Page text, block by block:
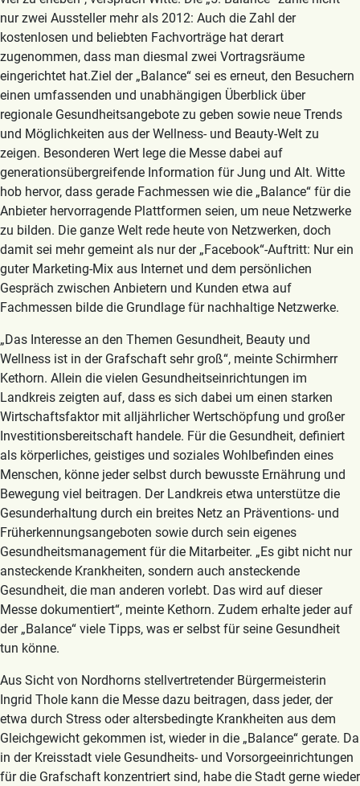
nur zwei Aussteller mehr als 2012: Auch die Zahl der
kostenlosen und beliebten Fachvorträge hat derart
zugenommen, dass man diesmal zwei Vortragsräume
eingerichtet hat.Ziel der „Balance“ sei es erneut, den Besuchern
einen umfassenden und unabhängigen Überblick über
regionale Gesundheitsangebote zu geben sowie neue Trends
und Möglichkeiten aus der Wellness- und Beauty-Welt zu
zeigen. Besonderen Wert lege die Messe dabei auf
generationsübergreifende Information für Jung und Alt. Witte
hob hervor, dass gerade Fachmessen wie die „Balance“ für die
Anbieter hervorragende Plattformen seien, um neue Netzwerke
zu bilden. Die ganze Welt rede heute von Netzwerken, doch
damit sei mehr gemeint als nur der „Facebook“-Auftritt: Nur ein
guter Marketing-Mix aus Internet und dem persönlichen
Gespräch zwischen Anbietern und Kunden etwa auf
Fachmessen bilde die Grundlage für nachhaltige Netzwerke.
„Das Interesse an den Themen Gesundheit, Beauty und
Wellness ist in der Grafschaft sehr groß“, meinte Schirmherr
Kethorn. Allein die vielen Gesundheitseinrichtungen im
Landkreis zeigten auf, dass es sich dabei um einen starken
Wirtschaftsfaktor mit alljährlicher Wertschöpfung und großer
Investitionsbereitschaft handele. Für die Gesundheit, definiert
als körperliches, geistiges und soziales Wohlbefinden eines
Menschen, könne jeder selbst durch bewusste Ernährung und
Bewegung viel beitragen. Der Landkreis etwa unterstütze die
Gesunderhaltung durch ein breites Netz an Präventions- und
Früherkennungsangeboten sowie durch sein eigenes
Gesundheitsmanagement für die Mitarbeiter. „Es gibt nicht nur
ansteckende Krankheiten, sondern auch ansteckende
Gesundheit, die man anderen vorlebt. Das wird auf dieser
Messe dokumentiert“, meinte Kethorn. Zudem erhalte jeder auf
der „Balance“ viele Tipps, was er selbst für seine Gesundheit
tun könne.
Aus Sicht von Nordhorns stellvertretender Bürgermeisterin
Ingrid Thole kann die Messe dazu beitragen, dass jeder, der
etwa durch Stress oder altersbedingte Krankheiten aus dem
Gleichgewicht gekommen ist, wieder in die „Balance“ gerate. Da
in der Kreisstadt viele Gesundheits- und Vorsorgeeinrichtungen
für die Grafschaft konzentriert sind, habe die Stadt gerne wieder